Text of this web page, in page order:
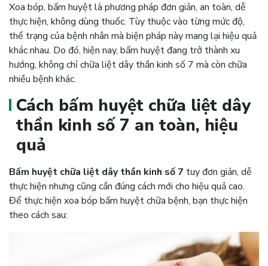
Xoa bóp, bấm huyệt là phương pháp đơn giản, an toàn, dễ
thực hiện, không dùng thuốc. Tùy thuộc vào từng mức độ,
thể trạng của bệnh nhân mà biện pháp này mang lại hiệu quả
khác nhau. Do đó, hiện nay, bấm huyệt đang trở thành xu
hướng, không chỉ chữa liệt dây thần kinh số 7 mà còn chữa
nhiều bệnh khác.
Cách bấm huyệt chữa liệt dây
thần kinh số 7 an toàn, hiệu
quả
Bấm huyệt chữa liệt dây thần kinh số 7 tuy đơn giản, dễ
thực hiện nhưng cũng cần đúng cách mới cho hiệu quả cao.
Để thực hiện xoa bóp bấm huyệt chữa bệnh, bạn thực hiện
theo cách sau: